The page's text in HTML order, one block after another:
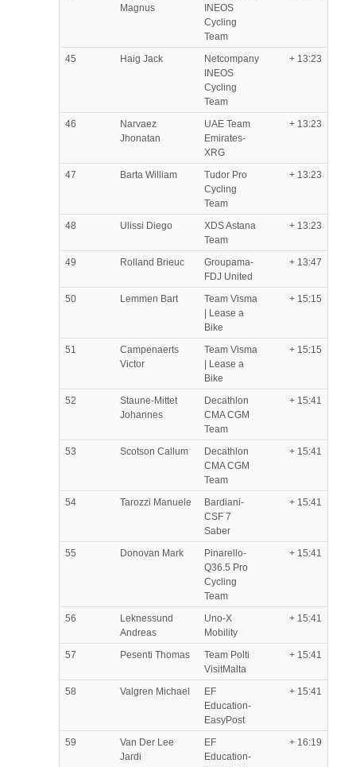
Magnus
INEOS
Cycling
Team
45 Haig Jack
Netcompany
INEOS
Cycling
Team
+ 13:23
46
Narvaez
Jhonatan
UAE Team
Emirates-
XRG
+ 13:23
47 Barta William
Tudor Pro
Cycling
Team
+ 13:23
48 Ulissi Diego
XDS Astana
Team
+ 13:23
49 Rolland Brieuc
Groupama-
FDJ United
+ 13:47
50 Lemmen Bart
Team Visma
| Lease a
Bike
+ 15:15
51
Campenaerts
Victor
Team Visma
| Lease a
Bike
+ 15:15
52
Staune-Mittet
Johannes
Decathlon
CMA CGM
Team
+ 15:41
53 Scotson Callum
Decathlon
CMA CGM
Team
+ 15:41
54 Tarozzi Manuele
Bardiani-
CSF 7
Saber
+ 15:41
55 Donovan Mark
Pinarello-
Q36.5 Pro
Cycling
Team
+ 15:41
56
Leknessund
Andreas
Uno-X
Mobility
+ 15:41
57 Pesenti Thomas
Team Polti
VisitMalta
+ 15:41
58 Valgren Michael
EF
Education-
EasyPost
+ 15:41
59
Van Der Lee
Jardi
EF
Education-
+ 16:19